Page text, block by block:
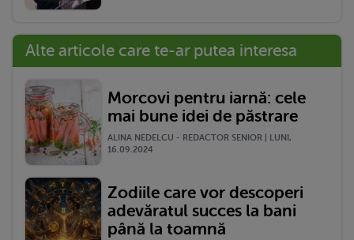
Alte articole care te-ar putea interesa
Morcovi pentru iarnă: cele
mai bune idei de păstrare
ALINA NEDELCU - REDACTOR SENIOR | LUNI,
16.09.2024
Zodiile care vor descoperi
adevăratul succes la bani
până la toamnă